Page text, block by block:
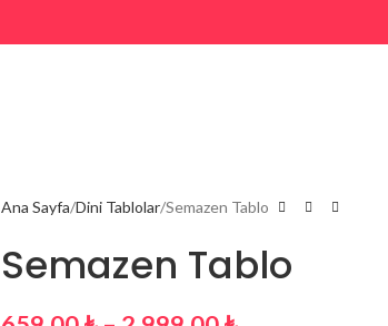
Ana Sayfa Dini Tablolar Semazen Tablo
Semazen Tablo